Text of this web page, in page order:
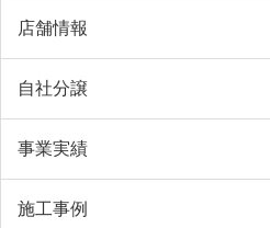
店舗情報
自社分譲
事業実績
施工事例